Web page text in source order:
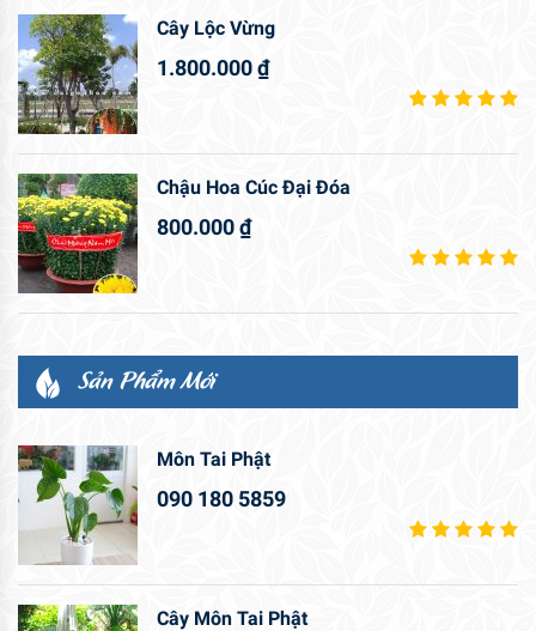
Cây Lộc Vừng
1.800.000₫
Chậu Hoa Cúc Đại Đóa
800.000₫
Sản Phẩm Mới
Môn Tai Phật
090 180 5859
Cây Môn Tai Phật